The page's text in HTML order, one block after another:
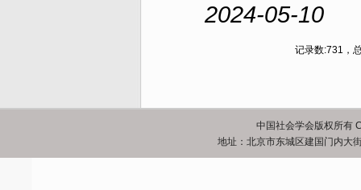
2024-05-10
记录数:731，
中国社会学会版权所有
地址：北京市东城区建国门内